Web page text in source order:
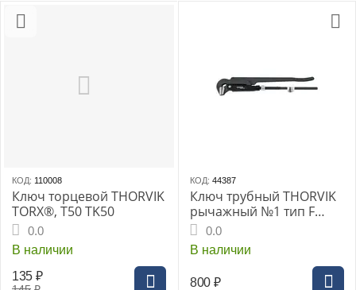
КОД: 110008
Ключ торцевой THORVIK
TORX®, T50 TK50
0.0
В наличии
135 ₽
КОД: 44387
Ключ трубный THORVIK
рычажный №1 тип F
(BNPW01L)
0.0
В наличии
800 ₽